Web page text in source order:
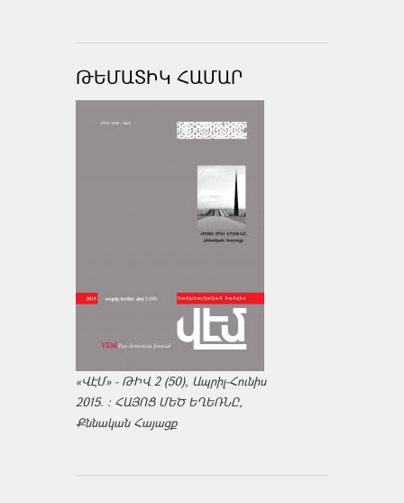
ԹԵՄԱՏԻԿ ՀԱՄԱՐ
«ՎԷՄ» - ԹԻՎ 2 (50), Ապրիլ-Հունիս
2015. : ՀԱՅՈՑ ՄԵԾ ԵՂԵՌՆԸ,
Քննական Հայացք